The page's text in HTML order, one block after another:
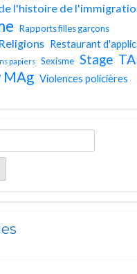
l'histoire de
Rapports filles garçons
Religions Restaurant
papiers Sexisme Stage
MAg Violences policières